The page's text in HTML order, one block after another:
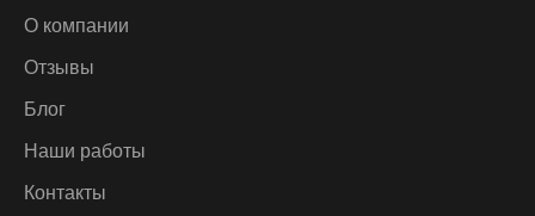
О компании
Отзывы
Блог
Наши работы
Контакты